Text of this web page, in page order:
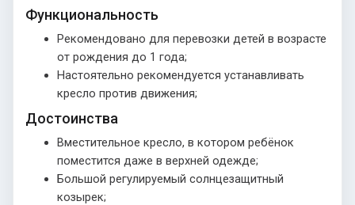
Функциональность
Рекомендовано для перевозки детей в возрасте
от рождения до 1 года;
Настоятельно рекомендуется устанавливать
кресло против движения;
Достоинства
Вместительное кресло, в котором ребёнок
поместится даже в верхней одежде;
Большой регулируемый солнцезащитный
козырек;